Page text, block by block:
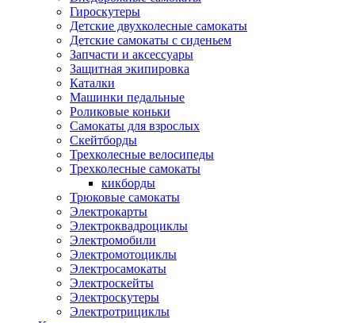
Гироскутеры
Детские двухколесные самокаты
Детские самокаты с сиденьем
Запчасти и аксессуары
Защитная экипировка
Каталки
Машинки педальные
Роликовые коньки
Самокаты для взрослых
Скейтборды
Трехколесные велосипеды
Трехколесные самокаты
кикборды
Трюковые самокаты
Электрокарты
Электроквадроциклы
Электромобили
Электромотоциклы
Электросамокаты
Электроскейты
Электроскутеры
Электротрициклы